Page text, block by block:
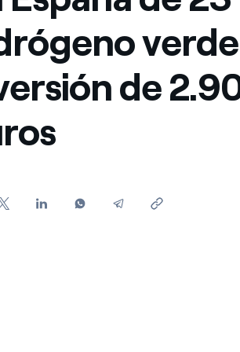
Ofertas para autónomos y
¿Gestionas varias
de